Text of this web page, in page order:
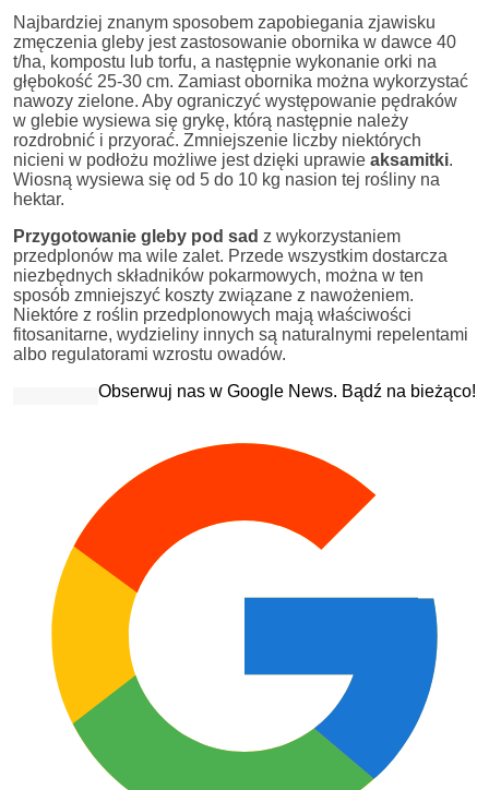
Najbardziej znanym sposobem zapobiegania zjawisku
zmęczenia gleby jest zastosowanie obornika w dawce 40
t/ha, kompostu lub torfu, a następnie wykonanie orki na
głębokość 25-30 cm. Zamiast obornika można wykorzystać
nawozy zielone. Aby ograniczyć występowanie pędraków
w glebie wysiewa się grykę, którą następnie należy
rozdrobnić i przyorać. Zmniejszenie liczby niektórych
nicieni w podłożu możliwe jest dzięki uprawie aksamitki.
Wiosną wysiewa się od 5 do 10 kg nasion tej rośliny na
hektar.
Przygotowanie gleby pod sad z wykorzystaniem
przedplonów ma wile zalet. Przede wszystkim dostarcza
niezbędnych składników pokarmowych, można w ten
sposób zmniejszyć koszty związane z nawożeniem.
Niektóre z roślin przedplonowych mają właściwości
fitosanitarne, wydzieliny innych są naturalnymi repelentami
albo regulatorami wzrostu owadów.
Obserwuj nas w Google News. Bądź na bieżąco!